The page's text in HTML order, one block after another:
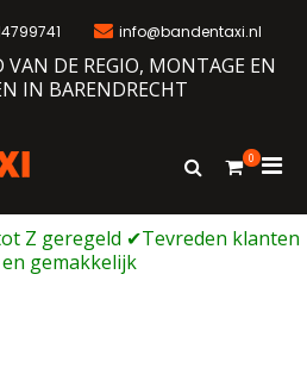
info@bandentaxi.nl
DE REGIO, MONTAGE EN
IN BARENDRECHT
Bandengarage met eigen webshop
Toon
0
voor